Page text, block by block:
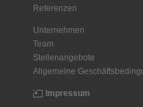
Referenzen
Unternehmen
Team
Stellenangebote
Allgemeine
Impressum